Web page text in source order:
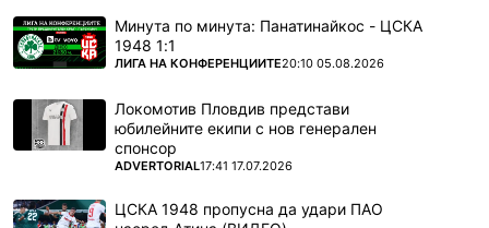
Минута по минута: Панатинайкос - ЦСКА
1948 1:1
ПОВЕЧЕ ОТ
ЛИГА НА КОНФЕРЕНЦИИТЕ20:10 05.08.2026
Локомотив Пловдив представи
юбилейните екипи с нов генерален
спонсор
ПОВЕЧЕ ОТ
ADVERTORIAL17:41 17.07.2026
ЦСКА 1948 пропусна да удари ПАО